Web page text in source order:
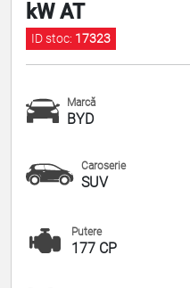
kW AT
ID stoc: 17323
Marcă
BYD
Caroserie
SUV
Putere
177 CP